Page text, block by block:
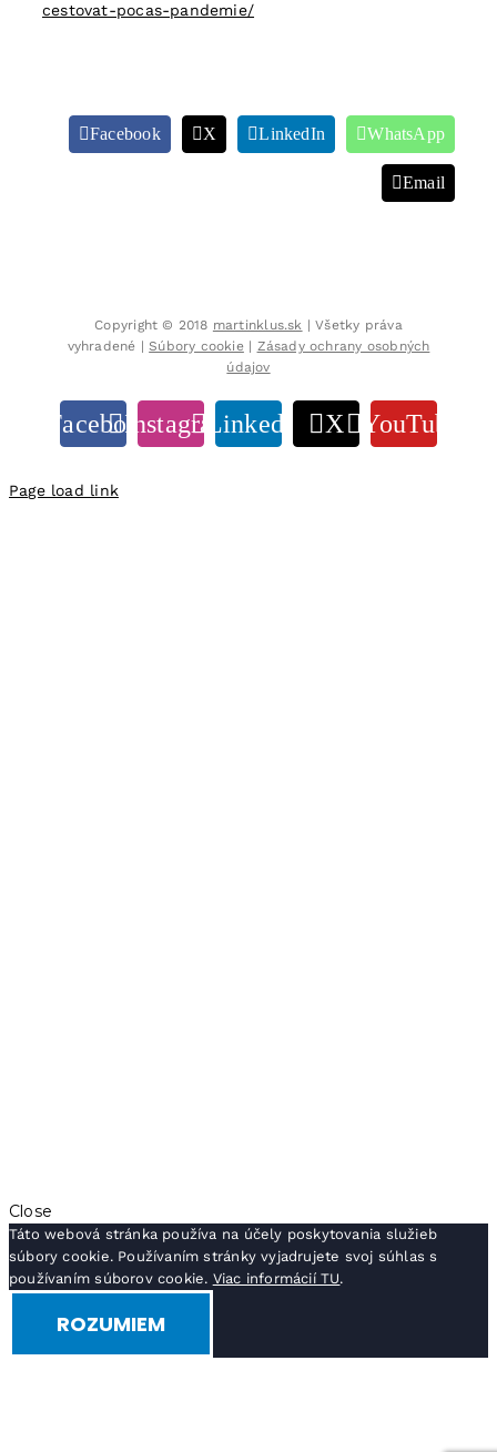
cestovat-pocas-pandemie/
Facebook X LinkedIn WhatsApp
Email
Copyright © 2018 martinklus.sk | Všetky práva
vyhradené |Súbory cookie| Zásady ochrany osobných
údajov
FacebookInstagramLinkedIn X YouTube
Page load link
Close
Táto webová stránka používa na účely poskytovania služieb
súbory cookie. Používaním stránky vyjadrujete svoj súhlas s
používaním súborov cookie. Viac informácií TU.
ROZUMIEM